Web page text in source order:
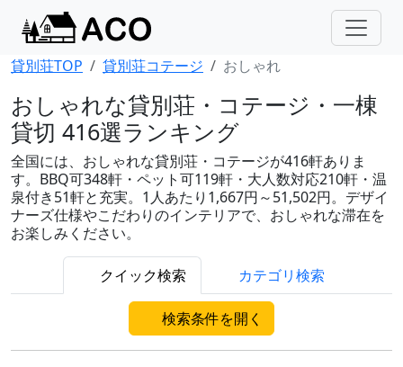
貸別荘TOP 貸別荘コテージ おしゃれ
おしゃれな貸別荘・コテージ・一棟
貸切 416選ランキング
全国には、おしゃれな貸別荘・コテージが416軒ありま
す。BBQ可348軒・ペット可119軒・大人数対応210軒・温
泉付き51軒と充実。1人あたり1,667円～51,502円。デザイ
ナーズ仕様やこだわりのインテリアで、おしゃれな滞在を
お楽しみください。
クイック検索 カテゴリ検索
検索条件を開く